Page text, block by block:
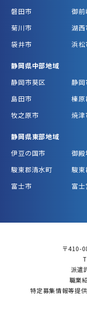
磐田市
御前
菊川市
湖西
袋井市
浜
静岡県中部地域
静岡市葵区
静
島田市
榛
牧之原市
焼津
静岡県東部地域
伊豆の国市
御殿
駿東郡清水町
駿
富士市
富士
〒410-
派遣
職業
特定募集情報等提